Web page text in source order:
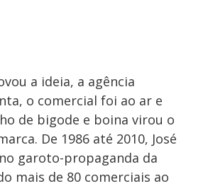
a ideia, a agência
o comercial foi ao ar e
de bigode e boina virou o
De 1986 até 2010, José
garoto-propaganda da
mais de 80 comerciais ao